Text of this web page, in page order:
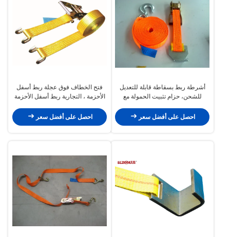
أشرطة ربط بسقاطة قابلة للتعديل
للشحن، حزام تثبيت الحمولة مع
احصل على أفضل سعر
فتح الخطاف فوق عجلة ربط أسفل
الأحزمة ، التجارية ربط أسفل الأحزمة
احصل على أفضل سعر